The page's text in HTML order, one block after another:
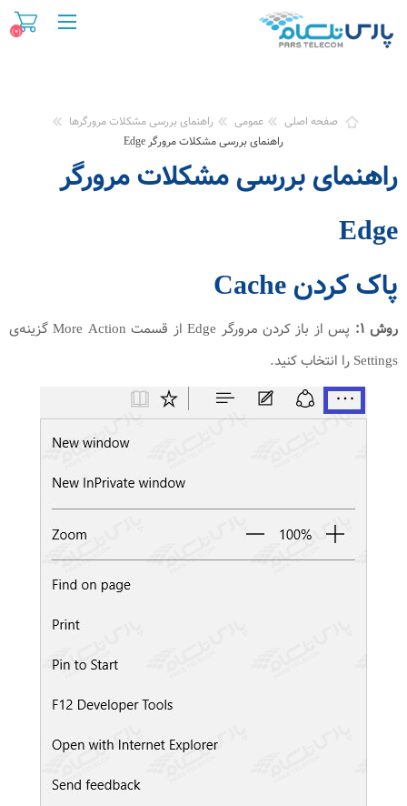
(۰)
صفحه اصلی عمومی
راهنمای بررسی مشکلات مرورگرها
راهنمای بررسی مشکلات مرورگر Edge
راهنمای بررسی مشکلات مرورگر
Edge
پاک کردن Cache
روش ۱:
پس از باز کردن مرورگر Edge از قسمت More Action گزینه‌ی
Settings را انتخاب کنید.